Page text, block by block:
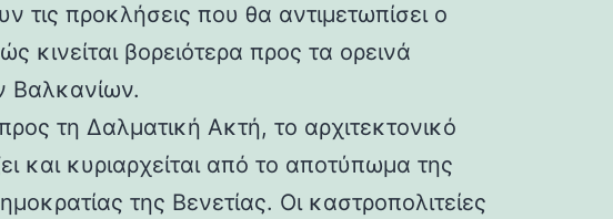
τις προκλήσεις που θα αντιμετωπίσει ο
κινείται βορειότερα προς τα ορεινά
Βαλκανίων.
τη Δαλματική Ακτή, το αρχιτεκτονικό
και κυριαρχείται από το αποτύπωμα της
της Βενετίας. Οι καστροπολιτείες